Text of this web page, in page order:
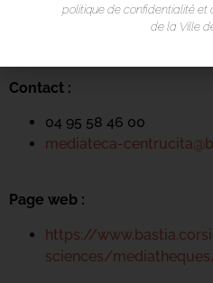
Place du Théatre
Contact :
04 95 58 46 00
mediateca-
Page web :
https://
sciences/
politique de confidentialité et
de la Ville